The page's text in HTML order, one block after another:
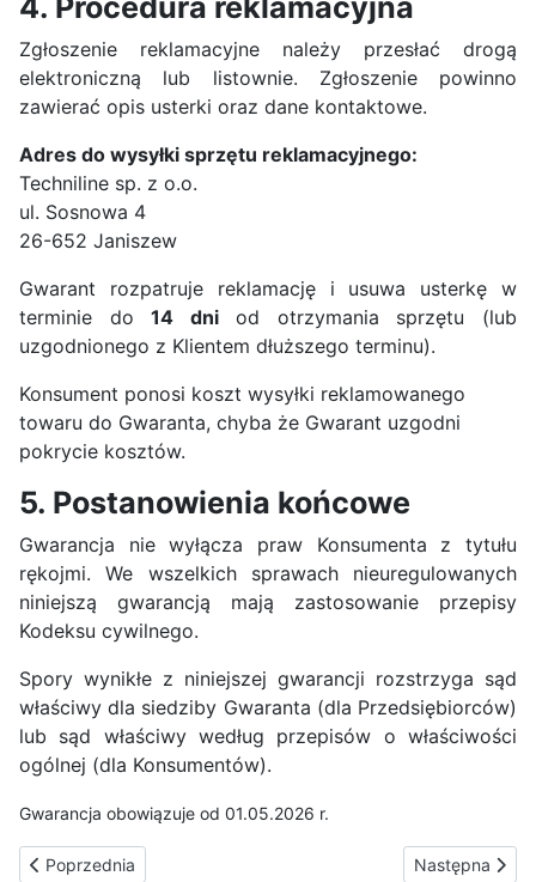
4. Procedura reklamacyjna
Zgłoszenie reklamacyjne należy przesłać drogą
elektroniczną lub listownie. Zgłoszenie powinno
zawierać opis usterki oraz dane kontaktowe.
Adres do wysyłki sprzętu reklamacyjnego:
Techniline sp. z o.o.
ul. Sosnowa 4
26-652 Janiszew
Gwarant rozpatruje reklamację i usuwa usterkę w
terminie do14 dniod otrzymania sprzętu (lub
uzgodnionego z Klientem dłuższego terminu).
Konsument ponosi koszt wysyłki reklamowanego
towaru do Gwaranta, chyba że Gwarant uzgodni
pokrycie kosztów.
5. Postanowienia końcowe
Gwarancja nie wyłącza praw Konsumenta z tytułu
rękojmi. We wszelkich sprawach nieuregulowanych
niniejszą gwarancją mają zastosowanie przepisy
Kodeksu cywilnego.
Spory wynikłe z niniejszej gwarancji rozstrzyga sąd
właściwy dla siedziby Gwaranta (dla Przedsiębiorców)
lub sąd właściwy według przepisów o właściwości
ogólnej (dla Konsumentów).
Gwarancja obowiązuje od 01.05.2026 r.
Poprzednia strona: Polityka prywatności (RODO)
Poprzednia Następna
Następna